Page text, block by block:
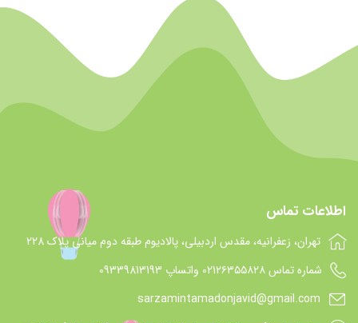
اطلاعات تماس
تهران، زعفرانیه، مقدس اردبیلی، پالادیوم طبقه دوم میانی پلاک 228
شماره تماس 021۲۶۳۵۵۸۲۸ واتساپ 09339813193
sarzamintamadonjavid@gmail.com